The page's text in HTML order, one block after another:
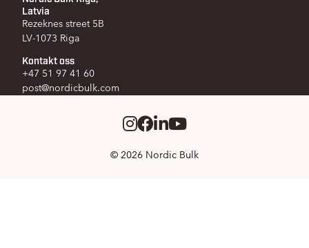
Latvia
Rezeknes street 5B
LV-1073 Riga
Kontakt oss
+47 51 97 41 60
post@nordicbulk.com
Instagram
Facebook
LinkedIm
Youtube
© 2026 Nordic Bulk